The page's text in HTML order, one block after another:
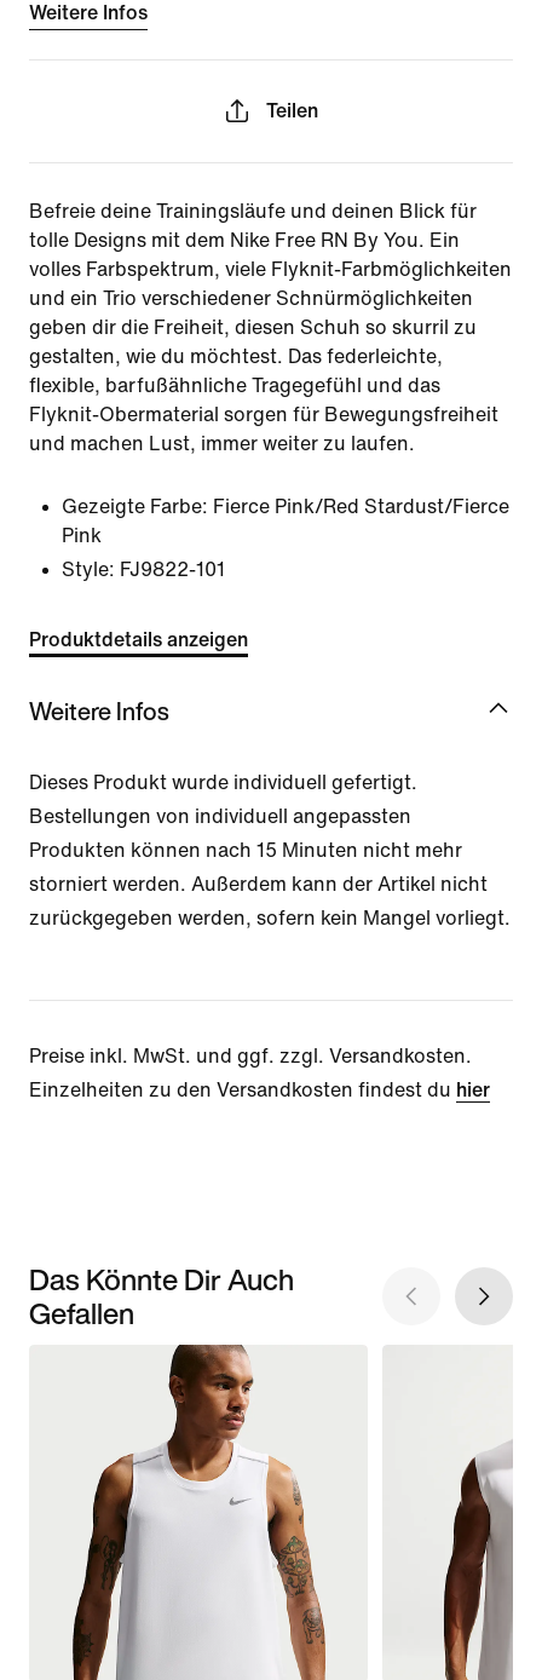
Weitere Infos
Teilen
Befreie deine Trainingsläufe und deinen Blick für
tolle Designs mit dem Nike Free RN By You. Ein
volles Farbspektrum, viele Flyknit-Farbmöglichkeiten
und ein Trio verschiedener Schnürmöglichkeiten
geben dir die Freiheit, diesen Schuh so skurril zu
gestalten, wie du möchtest. Das federleichte,
flexible, barfußähnliche Tragegefühl und das
Flyknit-Obermaterial sorgen für Bewegungsfreiheit
und machen Lust, immer weiter zu laufen.
Gezeigte Farbe: Fierce Pink/Red Stardust/Fierce
Pink
Style: FJ9822-101
Produktdetails anzeigen
Weitere Infos
Dieses Produkt wurde individuell gefertigt.
Bestellungen von individuell angepassten
Produkten können nach 15 Minuten nicht mehr
storniert werden. Außerdem kann der Artikel nicht
zurückgegeben werden, sofern kein Mangel vorliegt.
Preise inkl. MwSt. und ggf. zzgl. Versandkosten.
Einzelheiten zu den Versandkosten findest du hier
Das Könnte Dir Auch
Gefallen